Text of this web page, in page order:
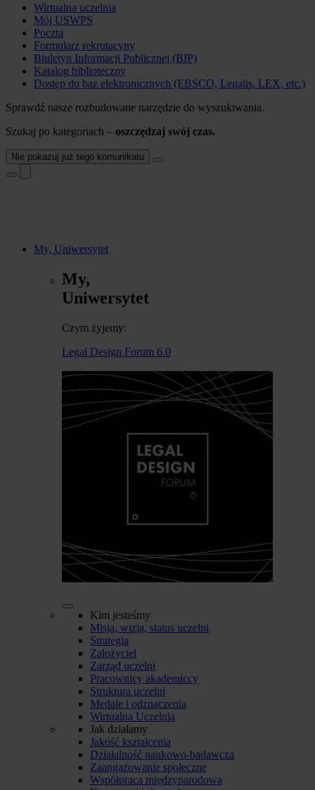
Wirtualna uczelnia
Mój USWPS
Poczta
Formularz rekrutacyny
Biuletyn Informacji Publicznej (BIP)
Katalog biblioteczny
Dostęp do baz elektronicznych (EBSCO, Legalis, LEX, etc.)
Sprawdź nasze rozbudowane narzędzie do wyszukiwania.
Szukaj po kategoriach – oszczędzaj swój czas.
Nie pokazuj już tego komunikatu
My, Uniwersytet
My,
Uniwersytet
Czym żyjemy:
Legal Design Forum 6.0
Kim jesteśmy
Misja, wizja, status uczelni
Strategia
Założyciel
Zarząd uczelni
Pracownicy akademiccy
Struktura uczelni
Medale i odznaczenia
Wirtualna Uczelnia
Jak działamy
Jakość kształcenia
Działalność naukowo-badawcza
Zaangażowanie społeczne
Współpraca międzynarodowa